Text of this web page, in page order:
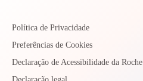
Política de Privacidade
Preferências de Cookies
Declaração de Acessibilidade da Roche